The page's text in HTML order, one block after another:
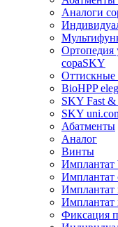
Аналоги
Ортопедия
copaSKY
Оттискные
BioHPP
SKY Fast
SKY
Абатменты
Аналог
Винты
Имплантат
Имплантат
Имплантат
Имплантат
Фиксация